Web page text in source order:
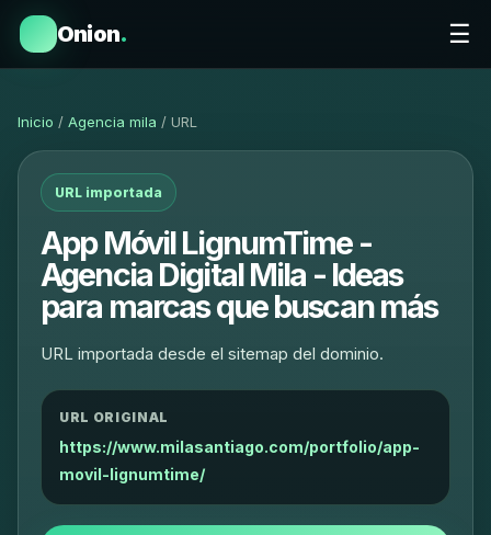
Onion. ☰
Inicio / Agencia mila / URL
URL importada
App Móvil LignumTime -
Agencia Digital Mila - Ideas
para marcas que buscan más
URL importada desde el sitemap del dominio.
URL ORIGINAL
https://www.milasantiago.com/portfolio/app-
movil-lignumtime/